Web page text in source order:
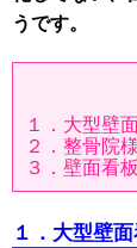
うです。
１．大型壁
２．整骨院
３．壁面看
１．大型壁